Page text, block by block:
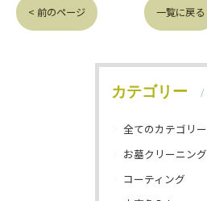
< 前のページ 一覧に戻る
カテゴリー
全てのカテゴリー
お墓クリーニング
コーティング